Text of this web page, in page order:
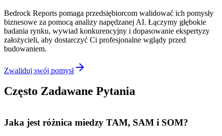
Bedrock Reports pomaga przedsiębiorcom walidować ich pomysły
biznesowe za pomocą analizy napędzanej AI. Łączymy głębokie
badania rynku, wywiad konkurencyjny i dopasowanie ekspertyzy
założycieli, aby dostarczyć Ci profesjonalne wglądy przed
budowaniem.
Zwaliduj swój pomysł
Często Zadawane Pytania
Jaka jest różnica miedzy TAM, SAM i SOM?